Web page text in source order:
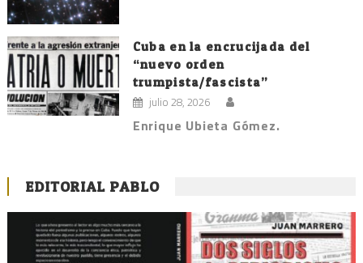
Cuba en la encrucijada del
“nuevo orden
trumpista/fascista”
julio 28, 2026
Enrique Ubieta Gómez.
EDITORIAL PABLO